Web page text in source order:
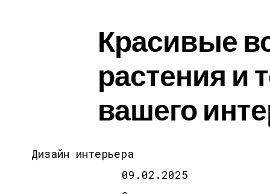
Красивые
растения и
вашего
Дизайн интерьера
09.02.2025